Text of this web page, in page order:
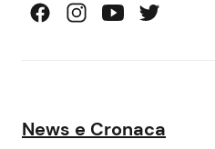
News e Cronaca